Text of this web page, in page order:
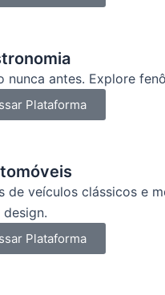
antes. Explore
Plataforma
veículos clássicos e
design.
Plataforma